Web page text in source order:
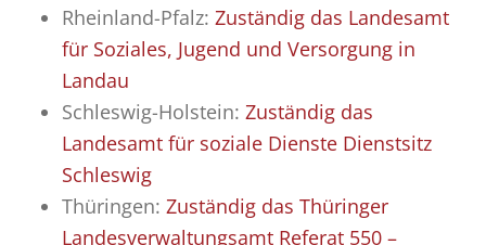
Rheinland-Pfalz: Zuständig das Landesamt
für Soziales, Jugend und Versorgung in
Landau
Schleswig-Holstein: Zuständig das
Landesamt für soziale Dienste Dienstsitz
Schleswig
Thüringen: Zuständig das Thüringer
Landesverwaltungsamt Referat 550 –